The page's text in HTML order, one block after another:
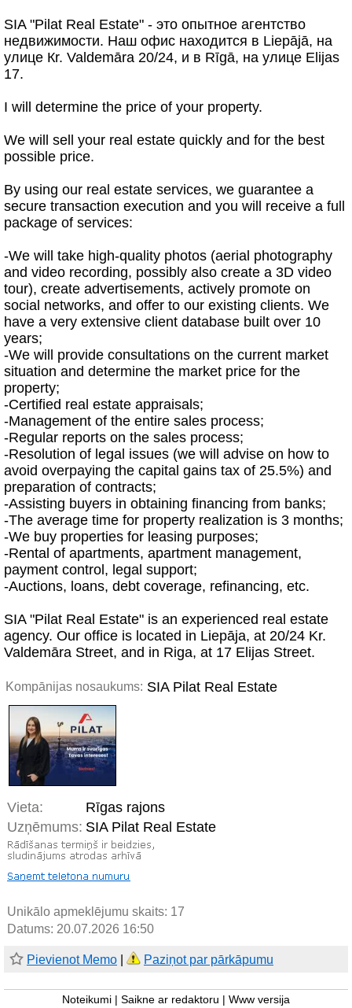
SIA "Pilat Real Estate" - это опытное агентство
недвижимости. Наш офис находится в Liepājā, на
улице Кr. Valdemāra 20/24, и в Rīgā, на улице Elijas
17.
I will determine the price of your property.
We will sell your real estate quickly and for the best
possible price.
By using our real estate services, we guarantee a
secure transaction execution and you will receive a full
package of services:
-We will take high-quality photos (aerial photography
and video recording, possibly also create a 3D video
tour), create advertisements, actively promote on
social networks, and offer to our existing clients. We
have a very extensive client database built over 10
years;
-We will provide consultations on the current market
situation and determine the market price for the
property;
-Certified real estate appraisals;
-Management of the entire sales process;
-Regular reports on the sales process;
-Resolution of legal issues (we will advise on how to
avoid overpaying the capital gains tax of 25.5%) and
preparation of contracts;
-Assisting buyers in obtaining financing from banks;
-The average time for property realization is 3 months;
-We buy properties for leasing purposes;
-Rental of apartments, apartment management,
payment control, legal support;
-Auctions, loans, debt coverage, refinancing, etc.
SIA "Pilat Real Estate" is an experienced real estate
agency. Our office is located in Liepāja, at 20/24 Kr.
Valdemāra Street, and in Riga, at 17 Elijas Street.
Kompānijas nosaukums: SIA Pilat Real Estate
Vieta:
Rīgas rajons
Uzņēmums: SIA Pilat Real Estate
Unikālo apmeklējumu skaits: 17
Datums: 20.07.2026 16:50
Pievienot Memo Paziņot par pārkāpumu
Noteikumi Saikne ar redaktoru Www versija